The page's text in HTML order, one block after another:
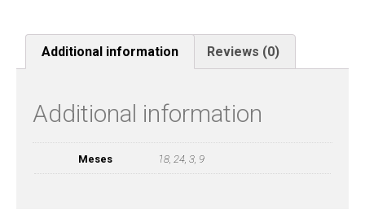
Additional information Reviews (0)
Additional information
Meses 18, 24, 3, 9